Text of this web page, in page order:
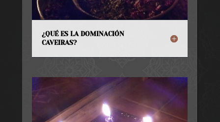
¿QUÉ ES LA DOMINACIÓN
CAVEIRAS?